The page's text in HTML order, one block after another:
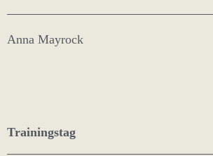
Anna Mayrock
Trainingstag